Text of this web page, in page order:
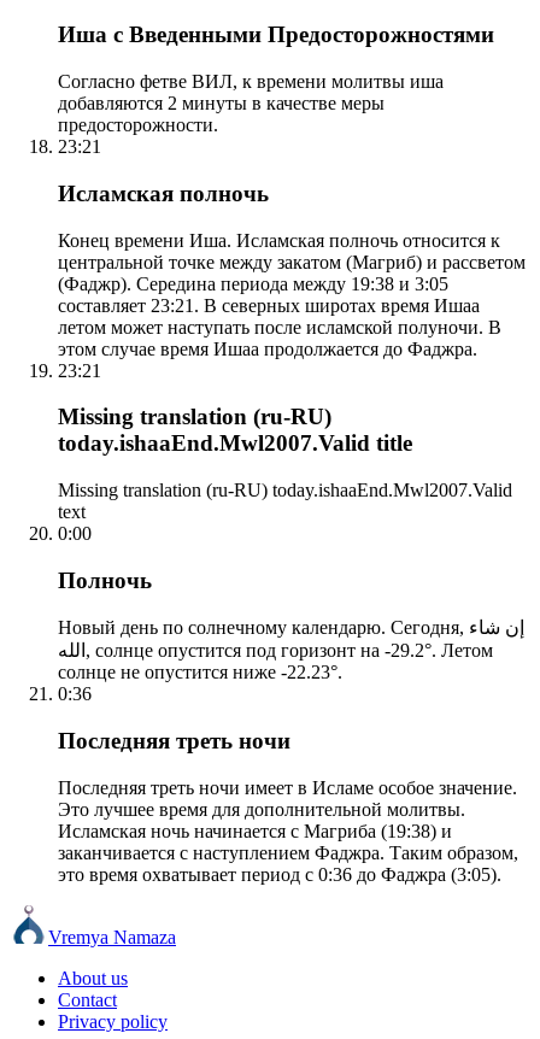
Иша с Введенными Предосторожностями
Согласно фетве ВИЛ, к времени молитвы иша
добавляются 2 минуты в качестве меры
предосторожности.
23:21
Исламская полночь
Конец времени Иша. Исламская полночь относится к
центральной точке между закатом (Магриб) и рассветом
(Фаджр). Середина периода между 19:38 и 3:05
составляет 23:21. В северных широтах время Ишаа
летом может наступать после исламской полуночи. В
этом случае время Ишаа продолжается до Фаджра.
23:21
Missing translation (ru-RU)
today.ishaaEnd.Mwl2007.Valid title
Missing translation (ru-RU) today.ishaaEnd.Mwl2007.Valid
text
0:00
Полночь
Новый день по солнечному календарю. Сегодня, إن شاء
الله, солнце опустится под горизонт на -29.2°. Летом
солнце не опустится ниже -22.23°.
0:36
Последняя треть ночи
Последняя треть ночи имеет в Исламе особое значение.
Это лучшее время для дополнительной молитвы.
Исламская ночь начинается с Магриба (19:38) и
заканчивается с наступлением Фаджра. Таким образом,
это время охватывает период с 0:36 до Фаджра (3:05).
Vremya Namaza
About us
Contact
Privacy policy